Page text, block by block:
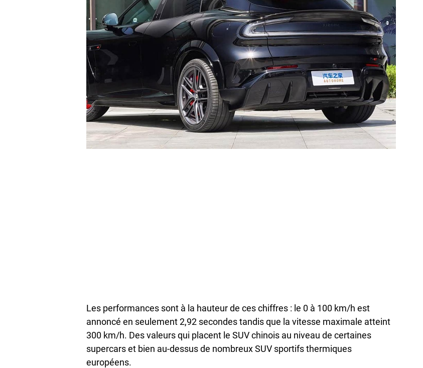
Les performances sont à la hauteur de ces chiffres : le 0 à 100 km/h est
annoncé en seulement 2,92 secondes tandis que la vitesse maximale atteint
300 km/h. Des valeurs qui placent le SUV chinois au niveau de certaines
supercars et bien au-dessus de nombreux SUV sportifs thermiques
européens.